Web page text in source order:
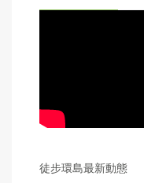
徒步環島最新動態